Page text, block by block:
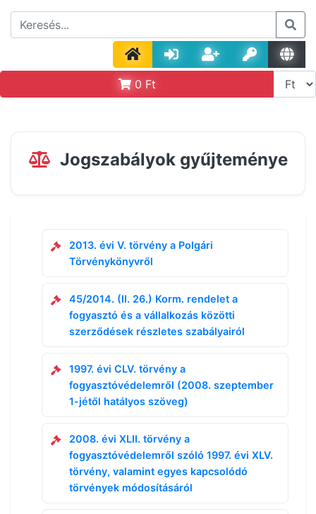
0 Ft
Jogszabályok gyűjteménye
2013. évi V. törvény a Polgári
Törvénykönyvről
45/2014. (II. 26.) Korm. rendelet a
fogyasztó és a vállalkozás közötti
szerződések részletes szabályairól
1997. évi CLV. törvény a
fogyasztóvédelemről (2008. szeptember
1-jétől hatályos szöveg)
2008. évi XLII. törvény a
fogyasztóvédelemről szóló 1997. évi XLV.
törvény, valamint egyes kapcsolódó
törvények módosításáról